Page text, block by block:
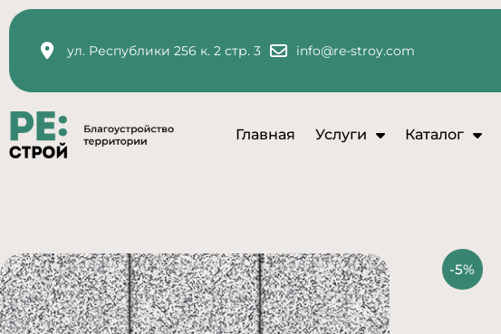
ул. Республики 256 к. 2 стр. 3 info@re-stroy.com
Главная Услуги Каталог